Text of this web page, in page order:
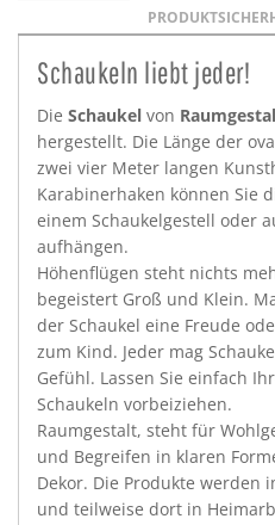
Schaukeln liebt jeder!
Die Schaukel von
hergestellt. Die Länge der
zwei vier Meter langen
Karabinerhaken können Sie
einem Schaukelgestell oder
aufhängen.
Höhenflügen steht nichts
begeistert Groß und Klein.
der Schaukel eine Freude
zum Kind. Jeder mag
Gefühl. Lassen Sie einfach
Schaukeln vorbeiziehen.
Raumgestalt, steht für
und Begreifen in klaren
Dekor. Die Produkte werden
und teilweise dort in